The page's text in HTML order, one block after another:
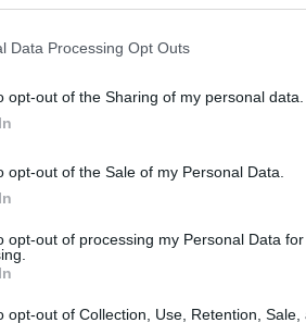
Data Processing Opt Outs
opt-out of the Sharing of my personal data.
opt-out of the Sale of my Personal Data.
opt-out of processing my Personal Data for
opt-out of Collection, Use, Retention, Sale,
havi helyzetéről kiadott
a csatlakozás miatt mérséklődő
a jegybank elnökének...
portfolio.hu hírarchívumához tartozik,